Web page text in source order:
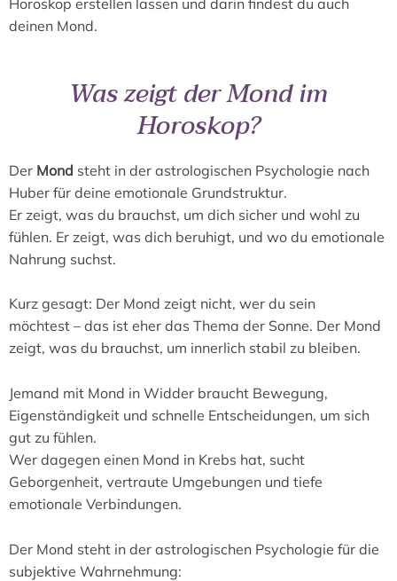
Horoskop erstellen lassen und darin findest du auch
deinen Mond.
Was zeigt der Mond im
Horoskop?
Der Mond steht in der astrologischen Psychologie nach
Huber für deine emotionale Grundstruktur.
Er zeigt, was du brauchst, um dich sicher und wohl zu
fühlen. Er zeigt, was dich beruhigt, und wo du emotionale
Nahrung suchst.
Kurz gesagt: Der Mond zeigt nicht, wer du sein
möchtest – das ist eher das Thema der Sonne. Der Mond
zeigt, was du brauchst, um innerlich stabil zu bleiben.
Jemand mit Mond in Widder braucht Bewegung,
Eigenständigkeit und schnelle Entscheidungen, um sich
gut zu fühlen.
Wer dagegen einen Mond in Krebs hat, sucht
Geborgenheit, vertraute Umgebungen und tiefe
emotionale Verbindungen.
Der Mond steht in der astrologischen Psychologie für die
subjektive Wahrnehmung: